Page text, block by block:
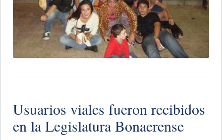
Usuarios viales fueron recibidos
en la Legislatura Bonaerense